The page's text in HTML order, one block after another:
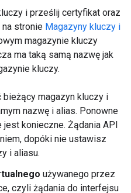
i prześlij certyfikat oraz
stronie Magazyny kluczy i
magazynie kluczy
ma taką samą nazwę jak
kluczy.
bieżący magazyn kluczy i
nazwę i alias. Ponowne
jest konieczne. Żądania API
dopóki nie ustawisz
i aliasu.
używanego przez
czyli żądania do interfejsu